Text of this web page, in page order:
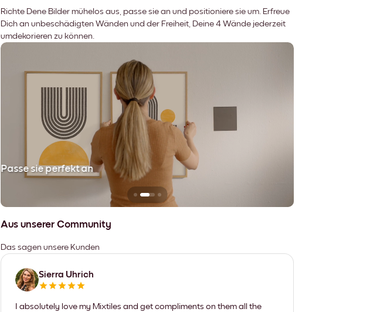
Richte Dene Bilder mühelos aus, passe sie an und positioniere sie um. Erfreue
Dich an unbeschädigten Wänden und der Freiheit, Deine 4 Wände jederzeit
umdekorieren zu können.
Passe sie perfekt an
Aus unserer Community
Das sagen unsere Kunden
Sierra Uhrich
I absolutely love my Mixtiles and get compliments on them all the